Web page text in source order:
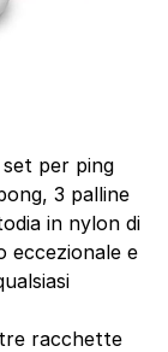
set per ping
3 palline
in nylon di
eccezionale e
racchette